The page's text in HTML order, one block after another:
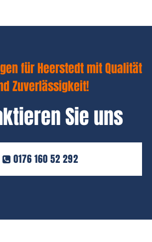
für Heerstedt mit Qualität
Zuverlässigkeit!
Sie uns
0176 160 52 292